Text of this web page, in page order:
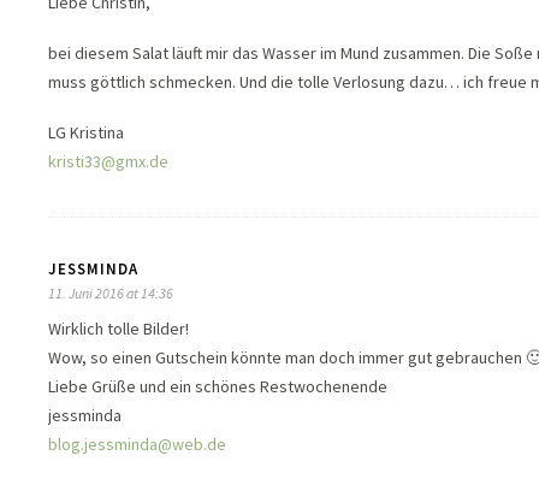
bei diesem Salat läuft mir das Wasser im Mund zusammen. Die
muss göttlich schmecken. Und die tolle Verlosung dazu… ich freue
LG Kristina
kristi33@gmx.de
JESSMINDA
11. Juni 2016 at 14:36
Wirklich tolle Bilder!
Wow, so einen Gutschein könnte man doch immer gut gebrauchen
Liebe Grüße und ein schönes Restwochenende
jessminda
blog.jessminda@web.de